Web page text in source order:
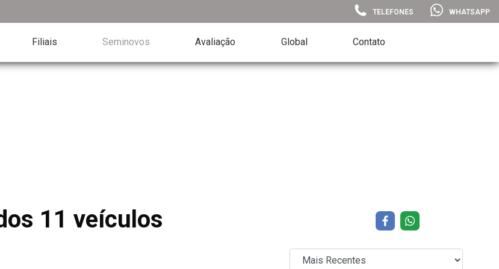
TELEFONES WHATSAPP
Filiais Seminovos Avaliação Global Contato
11 veículos